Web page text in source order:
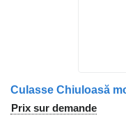
Prix sur demande